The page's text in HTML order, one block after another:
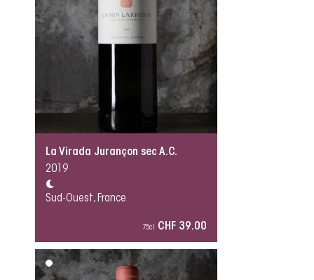
La Virada Jurançon sec A.C.
2019
Sud-Ouest, France
75cl CHF 39.00